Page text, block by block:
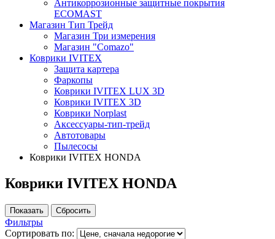
Антикоррозионные защитные покрытия
ECOMAST
Магазин Тип Трейд
Магазин Три измерения
Магазин "Comazo"
Коврики IVITEX
Защита картера
Фаркопы
Коврики IVITEX LUX 3D
Коврики IVITEX 3D
Коврики Norplast
Аксессуары-тип-трейд
Автотовары
Пылесосы
Коврики IVITEX HONDA
Коврики IVITEX HONDA
Фильтры
Сортировать по: